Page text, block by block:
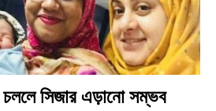
চললে সিজার এড়ানো সম্ভব